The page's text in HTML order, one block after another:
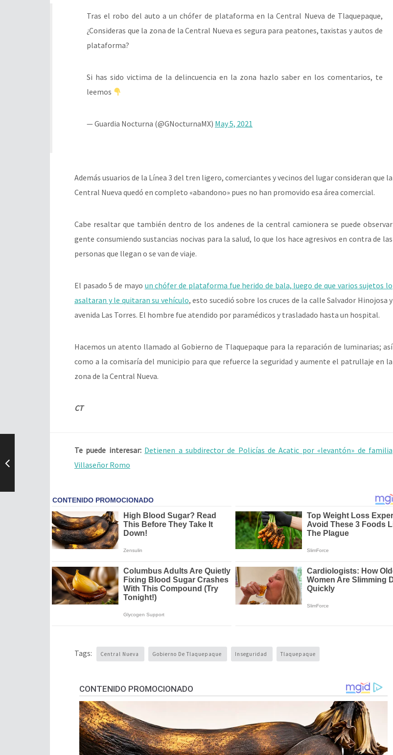
Tras el robo del auto a un chófer de plataforma en la Central Nueva de Tlaquepaque,
¿Consideras que la zona de la Central Nueva es segura para peatones, taxistas y autos de
plataforma?
Si has sido victima de la delincuencia en la zona hazlo saber en los comentarios, te
leemos
— Guardia Nocturna (@GNocturnaMX) May 5, 2021
Además usuarios de la Línea 3 del tren ligero, comerciantes y vecinos del lugar consideran que la
Central Nueva quedó en completo «abandono» pues no han promovido esa área comercial.
Cabe resaltar que también dentro de los andenes de la central camionera se puede observar
gente consumiendo sustancias nocivas para la salud, lo que los hace agresivos en contra de las
personas que llegan o se van de viaje.
El pasado 5 de mayo un chófer de plataforma fue herido de bala, luego de que varios sujetos lo
asaltaran y le quitaran su vehículo, esto sucedió sobre los cruces de la calle Salvador Hinojosa y
avenida Las Torres. El hombre fue atendido por paramédicos y trasladado hasta un hospital.
Hacemos un atento llamado al Gobierno de Tlaquepaque para la reparación de luminarias; así
como a la comisaría del municipio para que refuerce la seguridad y aumente el patrullaje en la
zona de la Central Nueva.
CT
Te puede interesar: Detienen a subdirector de Policías de Acatic por «levantón» de familia
Villaseñor Romo
Tags: Central Nueva Gobierno De Tlaquepaque Inseguridad Tlaquepaque
CONTENIDO PROMOCIONADO